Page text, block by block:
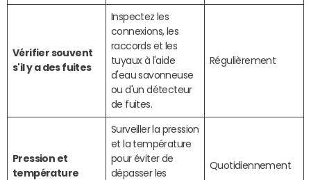
Vérifier souvent
s'il y a des fuites
Inspectez les
connexions, les
raccords et les
tuyaux à l'aide
d'eau savonneuse
ou d'un détecteur
de fuites.
Régulièrement
Pression et
température
Surveiller la pression
et la température
pour éviter de
dépasser les
Quotidiennement